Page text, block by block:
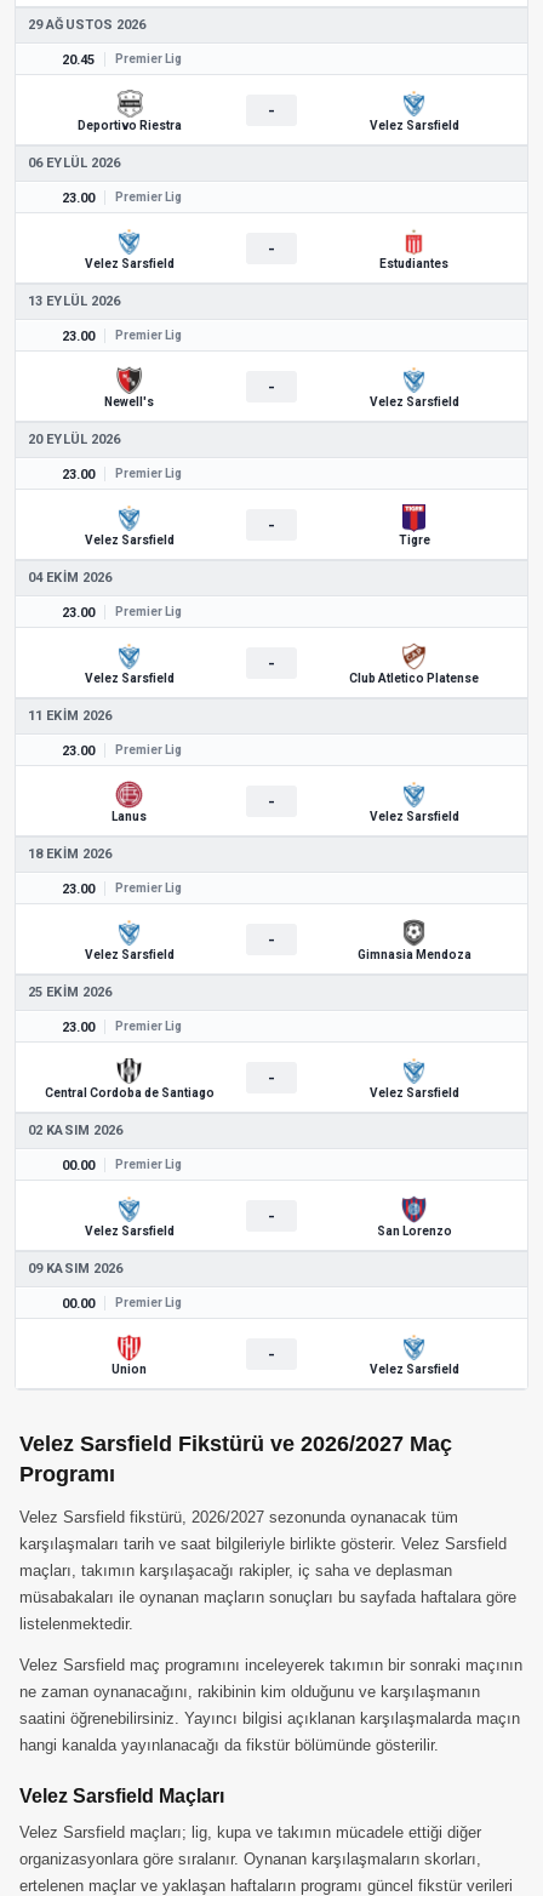
29 AĞUSTOS 2026
20.45 Premier Lig
Deportivo Riestra
-
Velez Sarsfield
06 EYLÜL 2026
23.00 Premier Lig
Velez Sarsfield
-
Estudiantes
13 EYLÜL 2026
23.00 Premier Lig
Newell's
-
Velez Sarsfield
20 EYLÜL 2026
23.00 Premier Lig
Velez Sarsfield
-
Tigre
04 EKIM 2026
23.00 Premier Lig
Velez Sarsfield
-
Club Atletico Platense
11 EKIM 2026
23.00 Premier Lig
Lanus
-
Velez Sarsfield
18 EKIM 2026
23.00 Premier Lig
Velez Sarsfield
-
Gimnasia Mendoza
25 EKIM 2026
23.00 Premier Lig
Central Cordoba de Santiago
-
Velez Sarsfield
02 KASIM 2026
00.00 Premier Lig
Velez Sarsfield
-
San Lorenzo
09 KASIM 2026
00.00 Premier Lig
Union
-
Velez Sarsfield
Velez Sarsfield Fikstürü ve 2026/2027 Maç
Programı
Velez Sarsfield fikstürü, 2026/2027 sezonunda oynanacak tüm
karşılaşmaları tarih ve saat bilgileriyle birlikte gösterir. Velez Sarsfield
maçları, takımın karşılaşacağı rakipler, iç saha ve deplasman
müsabakaları ile oynanan maçların sonuçları bu sayfada haftalara göre
listelenmektedir.
Velez Sarsfield maç programını inceleyerek takımın bir sonraki maçının
ne zaman oynanacağını, rakibinin kim olduğunu ve karşılaşmanın
saatini öğrenebilirsiniz. Yayıncı bilgisi açıklanan karşılaşmalarda maçın
hangi kanalda yayınlanacağı da fikstür bölümünde gösterilir.
Velez Sarsfield Maçları
Velez Sarsfield maçları; lig, kupa ve takımın mücadele ettiği diğer
organizasyonlara göre sıralanır. Oynanan karşılaşmaların skorları,
ertelenen maçlar ve yaklaşan haftaların programı güncel fikstür verileri